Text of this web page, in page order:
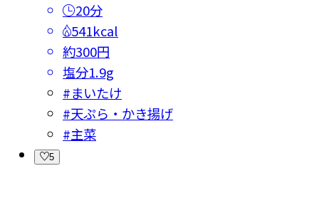
20分
541kcal
約300円
塩分1.9g
#まいたけ
#天ぷら・かき揚げ
#主菜
5